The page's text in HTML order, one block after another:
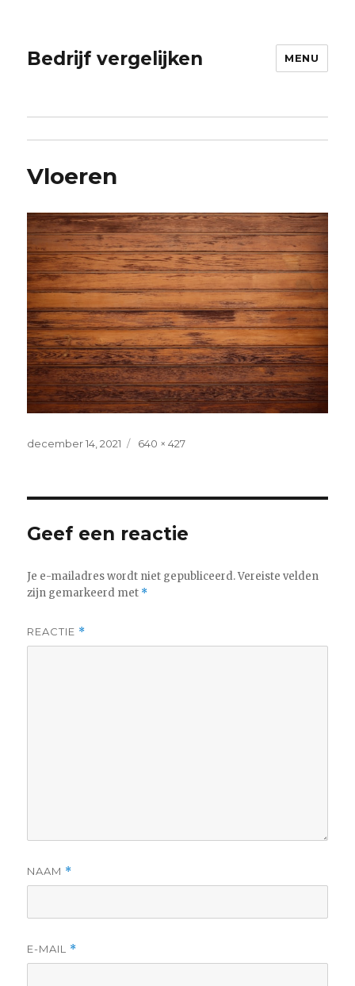
Bedrijf vergelijken MENU
Vloeren
Geplaatst
december 14, 2021
Volledige
640 × 427
Geef een reactie
Je e-mailadres wordt niet gepubliceerd. Vereiste velden
zijn gemarkeerd met *
REACTIE *
NAAM *
E-MAIL *